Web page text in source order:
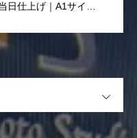
日仕上げ｜A1サイズ